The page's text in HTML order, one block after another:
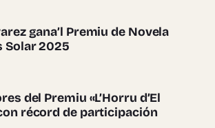
ente pieces
gana’l Premiu de Novela
Solar 2025
del Premiu «L’Horru d’El
récord de participación